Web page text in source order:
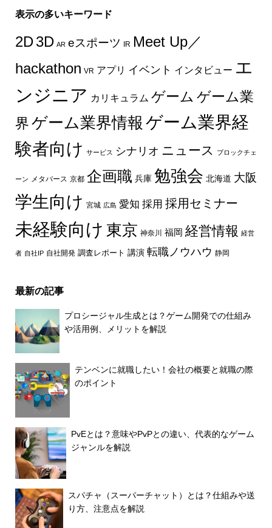
表示の多いキーワード
2D3D AR eスポーツ IR
Meet Up／
hackathon VR アプリ イベント インタビュー エ
ンジニア カリキュラム ゲーム ゲーム業
界ゲーム業界情報 ゲーム業界経
験者向け サービス シナリオ ニュース ブロックチェ
ーン メタバース 京都 企画職 兵庫 勉強会 北海道 大阪
学生向け 宮城 広島 愛知 採用 採用セミナー
未経験向け 東京 神奈川 福岡 経営情報 経営
者 自社IP 自社開発 調査レポート 講演 転職ノウハウ 静岡
最新の記事
プロシージャル生成とは？ゲーム開発での仕組み
や活用例、メリットを解説
テンベンに就職したい！会社の概要と就職の際
のポイント
PvEとは？意味やPvPとの違い、代表的なゲーム
ジャンルを解説
スパチャ（スーパーチャット）とは？仕組みや送
り方、注意点を解説